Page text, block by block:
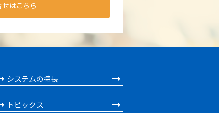
はこちら
システムの特長
トピックス